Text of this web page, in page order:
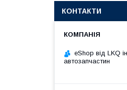
КОНТАКТИ
eShop від LKQ
автозапчастин